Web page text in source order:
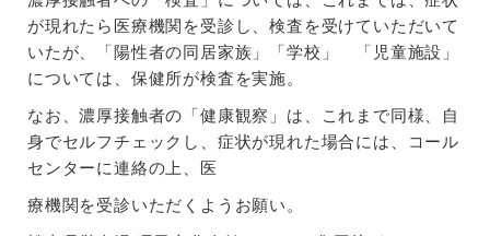
が現れたら医療機関を受診し、検査を受けていただいて
いたが、「陽性者の同居家族」「学校」 「児童施設」
については、保健所が検査を実施。
なお、濃厚接触者の「健康観察」は、これまで同様、自
身でセルフチェックし、症状が現れた場合には、コール
センターに連絡の上、医
療機関を受診いただくようお願い。